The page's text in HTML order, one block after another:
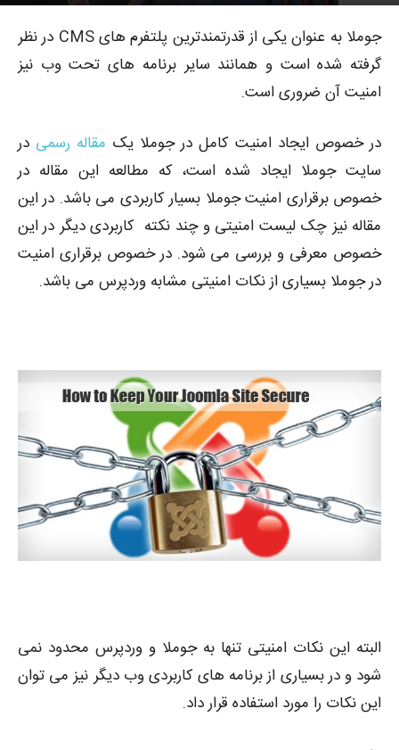
جوملا به عنوان یکی از قدرتمندترین پلتفرم های CMS در نظر
گرفته شده است و همانند سایر برنامه های تحت وب نیز
امنیت آن ضروری است.
در خصوص ایجاد امنیت کامل در جوملا یک مقاله رسمی در
سایت جوملا ایجاد شده است، که مطالعه این مقاله در
خصوص برقراری امنیت جوملا بسیار کاربردی می باشد. در این
مقاله نیز چک لیست امنیتی و چند نکته کاربردی دیگر در این
خصوص معرفی و بررسی می شود. در خصوص برقراری امنیت
در جوملا بسیاری از نکات امنیتی مشابه وردپرس می باشد.
البته این نکات امنیتی تنها به جوملا و وردپرس محدود نمی
شود و در بسیاری از برنامه های کاربردی وب دیگر نیز می توان
این نکات را مورد استفاده قرار داد.